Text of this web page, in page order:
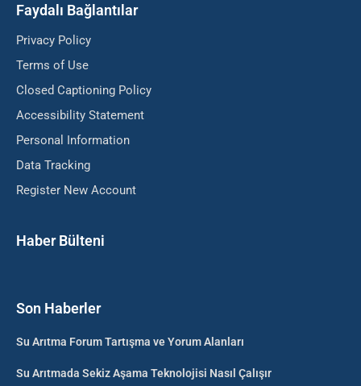
Faydalı Bağlantılar
Privacy Policy
Terms of Use
Closed Captioning Policy
Accessibility Statement
Personal Information
Data Tracking
Register New Account
Haber Bülteni
Son Haberler
Su Arıtma Forum Tartışma ve Yorum Alanları
Su Arıtmada Sekiz Aşama Teknolojisi Nasıl Çalışır